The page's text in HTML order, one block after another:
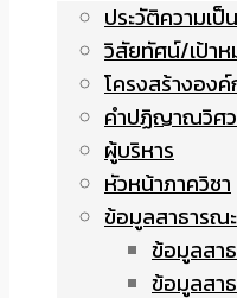
ประวัติความเป็
วิสัยทัศน์/เป้า
โครงสร้างองค์
คำปฏิญาณวิศ
ผู้บริหาร
หัวหน้าภาควิชา
ข้อมูลสาธารณะ
ข้อมูลสา
ข้อมูลสา